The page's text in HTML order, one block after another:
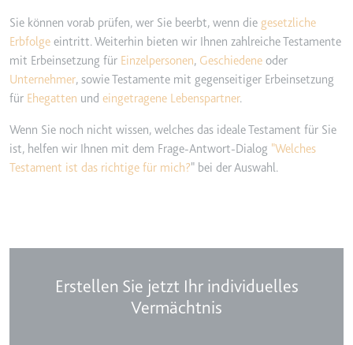
Sie können vorab prüfen, wer Sie beerbt, wenn die gesetzliche
Erbfolge eintritt. Weiterhin bieten wir Ihnen zahlreiche Testamente
mit Erbeinsetzung für Einzelpersonen, Geschiedene oder
Unternehmer, sowie Testamente mit gegenseitiger Erbeinsetzung
für Ehegatten und eingetragene Lebenspartner.
Wenn Sie noch nicht wissen, welches das ideale Testament für Sie
ist, helfen wir Ihnen mit dem Frage-Antwort-Dialog "Welches
Testament ist das richtige für mich?" bei der Auswahl.
Erstellen Sie jetzt Ihr individuelles
Vermächtnis